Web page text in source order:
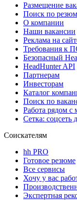
Размещение
Поиск по
О компании
Наши вакансии
Реклама на
Требования к
Безопасный
HeadHunter API
Партнерам
Инвесторам
Каталог
Поиск по
Работа рядом с
Сетка: соцсеть
Соискателям
hh PRO
Готовое резюме
Все сервисы
Хочу у вас
Экспертная